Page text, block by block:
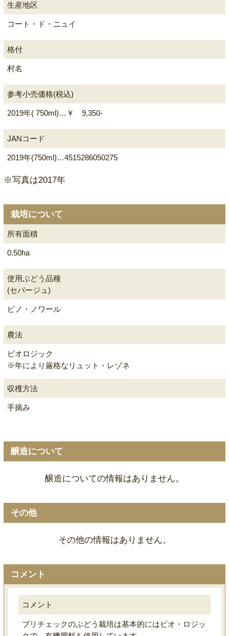
生産地区
コート・ド・ニュイ
格付
村名
参考小売価格(税込)
2019年( 750ml)…￥ 9,350-
JANコード
2019年(750ml)…4515286050275
※写真は2017年
栽培について
所有面積
0.50ha
使用ぶどう品種
(セパージュ)
ピノ・ノワール
農法
ビオロジック
※年により厳格なリュット・レゾネ
収穫方法
手摘み
醸造について
醸造についての情報はありません。
その他
その他の情報はありません。
コメント
コメント
ブリチェックのぶどう栽培は基本的にはビオ・ロジッ